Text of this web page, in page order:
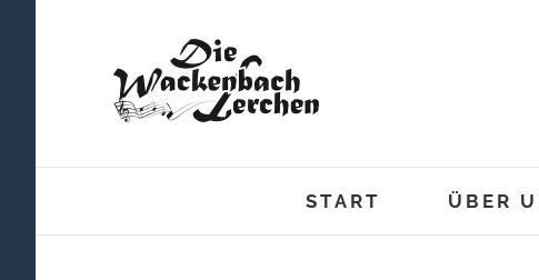
START ÜBER